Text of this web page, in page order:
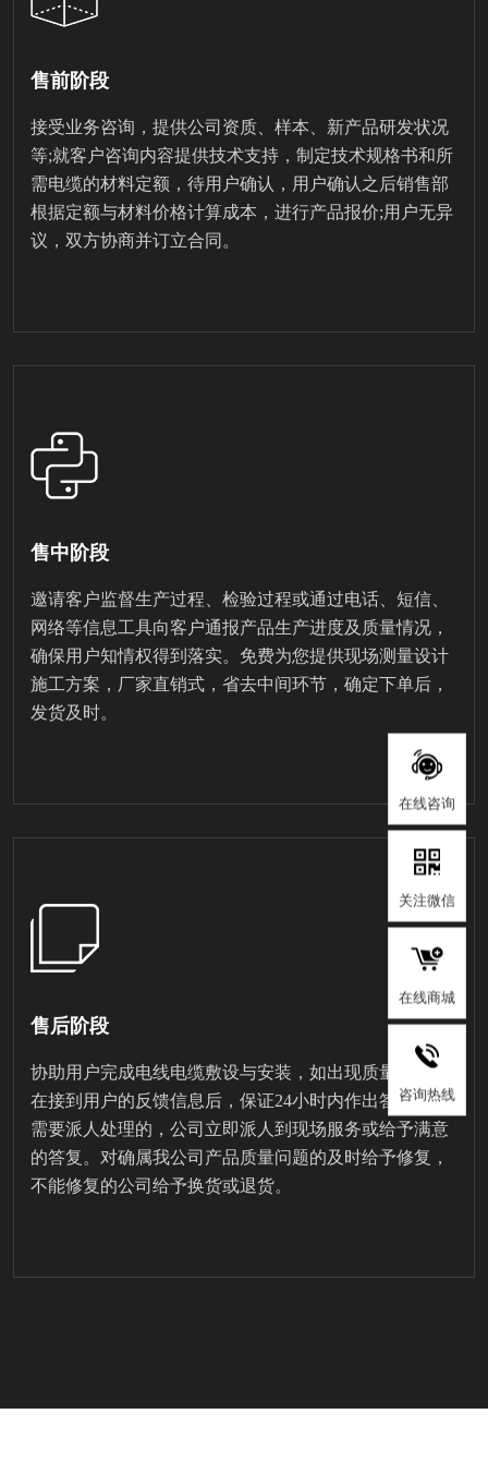
售前阶段
接受业务咨询，提供公司资质、样本、新产品研发状况
等;就客户咨询内容提供技术支持，制定技术规格书和所
需电缆的材料定额，待用户确认，用户确认之后销售部
根据定额与材料价格计算成本，进行产品报价;用户无异
议，双方协商并订立合同。
售中阶段
邀请客户监督生产过程、检验过程或通过电话、短信、
网络等信息工具向客户通报产品生产进度及质量情况，
确保用户知情权得到落实。免费为您提供现场测量设计
施工方案，厂家直销式，省去中间环节，确定下单后，
发货及时。
售后阶段
协助用户完成电线电缆敷设与安装，如出现质量问题，
在接到用户的反馈信息后，保证24小时内作出答复，对
需要派人处理的，公司立即派人到现场服务或给予满意
的答复。对确属我公司产品质量问题的及时给予修复，
不能修复的公司给予换货或退货。
在线咨询
关注微信
在线商城
咨询热线